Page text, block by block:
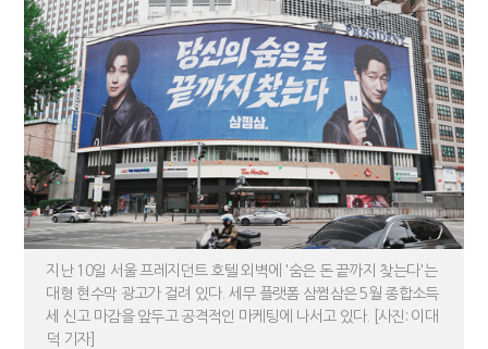
지난 10일 서울 프레지던트 호텔 외벽에 '숨은 돈 끝까지 찾는다'는
대형 현수막 광고가 걸려 있다. 세무 플랫폼 삼쩜삼은 5월 종합소득
세 신고 마감을 앞두고 공격적인 마케팅에 나서고 있다. [사진: 이대
덕 기자]